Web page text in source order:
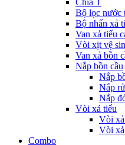
Chia T
Bộ lọc nước
Bộ nhấn xả
Van xả tiểu
Vòi xịt vệ
Van xả bồn
Nắp bồn cầu
Nắp
Nắp
Nắp
Vòi xả tiểu
Vòi
Vòi
Combo